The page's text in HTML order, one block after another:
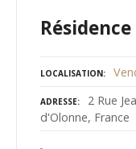
LOCALISATION
ADRESSE
2 Rue
d'Olonne, France